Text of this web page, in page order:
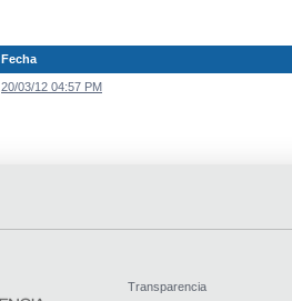
Fecha
20/03/12 04:57 PM
Transparencia